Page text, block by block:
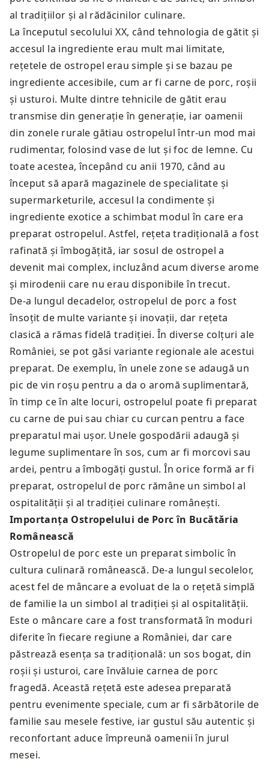
al tradițiilor și al rădăcinilor culinare.
La începutul secolului XX, când tehnologia de gătit și
accesul la ingrediente erau mult mai limitate,
rețetele de ostropel erau simple și se bazau pe
ingrediente accesibile, cum ar fi carne de porc, roșii
și usturoi. Multe dintre tehnicile de gătit erau
transmise din generație în generație, iar oamenii
din zonele rurale gătiau ostropelul într-un mod mai
rudimentar, folosind vase de lut și foc de lemne. Cu
toate acestea, începând cu anii 1970, când au
început să apară magazinele de specialitate și
supermarketurile, accesul la condimente și
ingrediente exotice a schimbat modul în care era
preparat ostropelul. Astfel, rețeta tradițională a fost
rafinată și îmbogățită, iar sosul de ostropel a
devenit mai complex, incluzând acum diverse arome
și mirodenii care nu erau disponibile în trecut.
De-a lungul decadelor, ostropelul de porc a fost
însoțit de multe variante și inovații, dar rețeta
clasică a rămas fidelă tradiției. În diverse colțuri ale
României, se pot găsi variante regionale ale acestui
preparat. De exemplu, în unele zone se adaugă un
pic de vin roșu pentru a da o aromă suplimentară,
în timp ce în alte locuri, ostropelul poate fi preparat
cu carne de pui sau chiar cu curcan pentru a face
preparatul mai ușor. Unele gospodării adaugă și
legume suplimentare în sos, cum ar fi morcovi sau
ardei, pentru a îmbogăți gustul. În orice formă ar fi
preparat, ostropelul de porc rămâne un simbol al
ospitalității și al tradiției culinare românești.
Importanța Ostropelului de Porc în Bucătăria
Românească
Ostropelul de porc este un preparat simbolic în
cultura culinară românească. De-a lungul secolelor,
acest fel de mâncare a evoluat de la o rețetă simplă
de familie la un simbol al tradiției și al ospitalității.
Este o mâncare care a fost transformată în moduri
diferite în fiecare regiune a României, dar care
păstrează esența sa tradițională: un sos bogat, din
roșii și usturoi, care învăluie carnea de porc
fragedă. Această rețetă este adesea preparată
pentru evenimente speciale, cum ar fi sărbătorile de
familie sau mesele festive, iar gustul său autentic și
reconfortant aduce împreună oamenii în jurul
mesei.